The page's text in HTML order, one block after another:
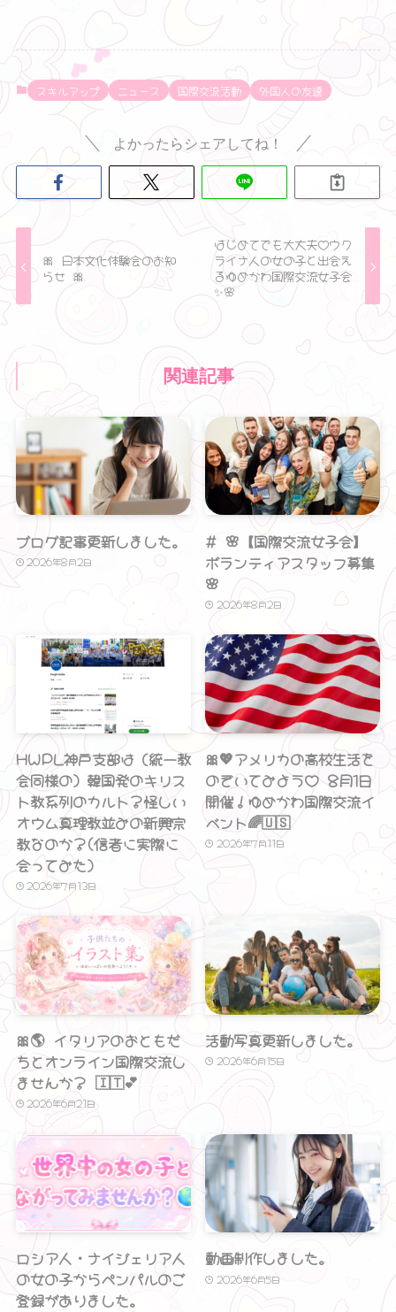
スキルアップ ニュース 国際交流活動 外国人の友達
よかったらシェアしてね！
🎀 日本文化体験会のお知
らせ 🎀
はじめてでも大丈夫♡ウク
ライナ人の女の子と出会え
るゆめかわ国際交流女子会
✨🌸
関連記事
ブログ記事更新しました。
2026年8月2日
# 🌸【国際交流女子会】
ボランティアスタッフ募集
🌸
2026年8月2日
HWPL神戸支部は（統一教
会同様の）韓国発のキリス
ト教系列のカルト？怪しい
オウム真理教並みの新興宗
教なのか？(信者に実際に
会ってみた）
2026年7月13日
🎀💖アメリカの高校生活を
のぞいてみよう♡ 8月1日
開催！ゆめかわ国際交流イ
ベント🌈🇺🇸
2026年7月11日
🎀🌎 イタリアのおともだ
ちとオンライン国際交流し
ませんか？ 🇮🇹💕
2026年6月21日
活動写真更新しました。
2026年6月15日
ロシア人・ナイジェリア人
の女の子からペンパルのご
登録がありました。
動画制作しました。
2026年6月5日